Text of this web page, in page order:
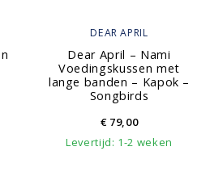
DEAR APRIL
Dear April – Nami
Voedingskussen met
lange banden – Kapok –
Songbirds
€79,00
Levertijd: 1-2 weken